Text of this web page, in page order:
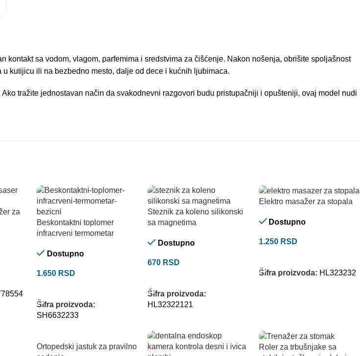
sa vodom, vlagom, parfemima i sredstvima za čišćenje. Nakon nošenja, obrišite spoljašnost
kutijicu ili na bezbedno mesto, dalje od dece i kućnih ljubimaca.
tražite jednostavan način da svakodnevni razgovori budu pristupačniji i opušteniji, ovaj model nudi
za
Beskontaktni toplomer
infracrveni termometar
Dostupno
1.650 RSD
Šifra proizvoda:
SH6632233
Steznik za koleno silikonski
sa magnetima
Dostupno
670 RSD
Šifra proizvoda:
HL32322121
Elektro masažer za stopala
Dostupno
1.250 RSD
Šifra proizvoda: HL323232
Ortopedski jastuk za pravilno
Roler za trbušnjake sa